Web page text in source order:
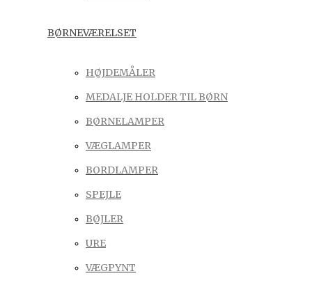
BØRNEVÆRELSET
HØJDEMÅLER
MEDALJE HOLDER TIL BØRN
BØRNELAMPER
VÆGLAMPER
BORDLAMPER
SPEJLE
BØJLER
URE
VÆGPYNT